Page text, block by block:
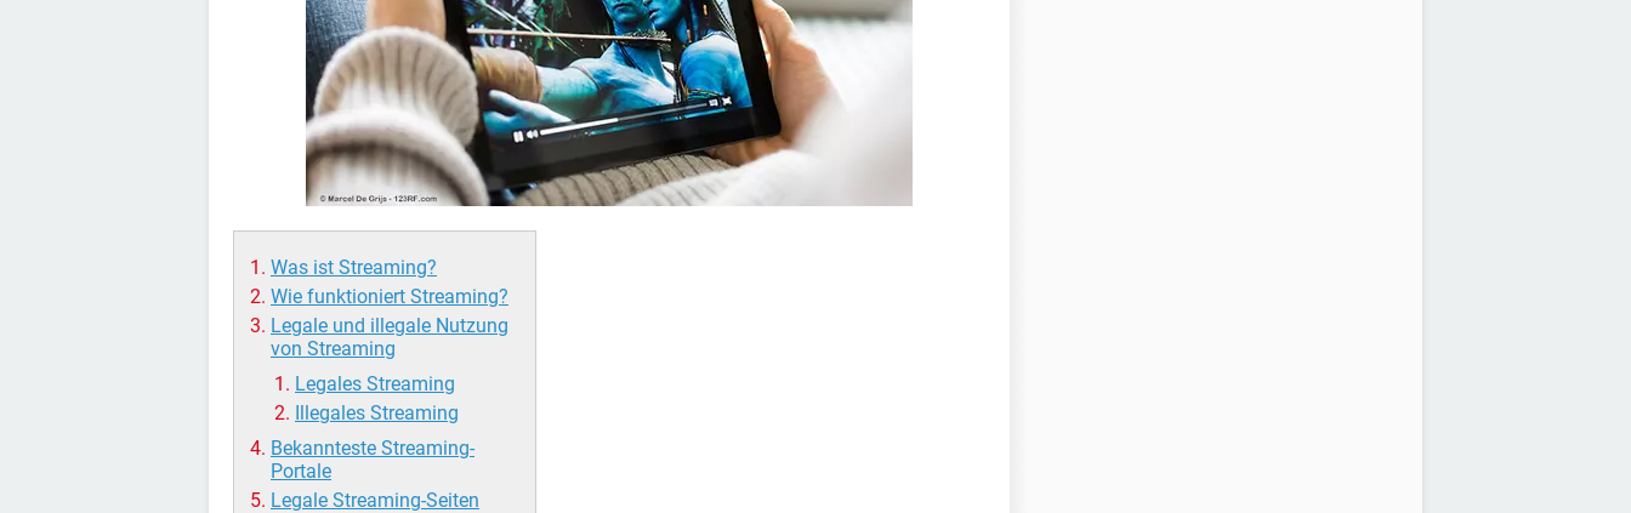
Was ist Streaming?
Wie funktioniert Streaming?
Legale und illegale Nutzung
von Streaming
Legales Streaming
Illegales Streaming
Bekannteste Streaming-
Portale
Legale Streaming-Seiten